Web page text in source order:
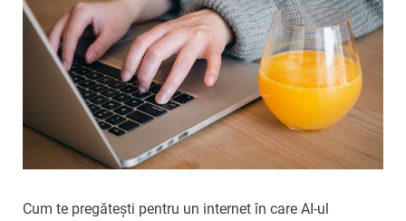
Cum te pregătești pentru un internet în care AI-ul